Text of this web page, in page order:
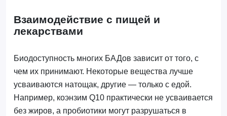
Взаимодействие с пищей и
лекарствами
Биодоступность многих БАДов зависит от того, с
чем их принимают. Некоторые вещества лучше
усваиваются натощак, другие — только с едой.
Например, коэнзим Q10 практически не усваивается
без жиров, а пробиотики могут разрушаться в